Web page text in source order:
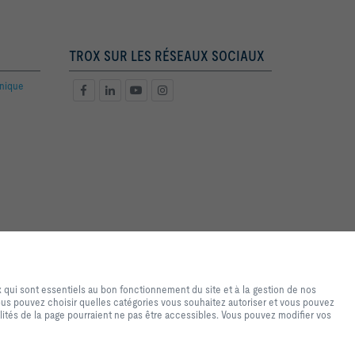
TROX SUR LES RÉSEAUX SOCIAUX
navigation et d'achat de
uniquement à des fins
Vous pouvez
paramètres d'utilisation des
Vous pouvez modifier
sont essentiels au bon fonctionnement du site et à la gestion de nos
pouvez choisir quelles catégories vous souhaitez autoriser et vous pouvez
de la page pourraient ne pas être accessibles. Vous pouvez modifier vos